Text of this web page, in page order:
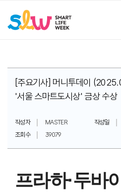
[주요기사] 머니투데이
'서울 스마트도시상' 금상 수상
작성자 MASTER 작성일
조회수
39079
프라하·두바